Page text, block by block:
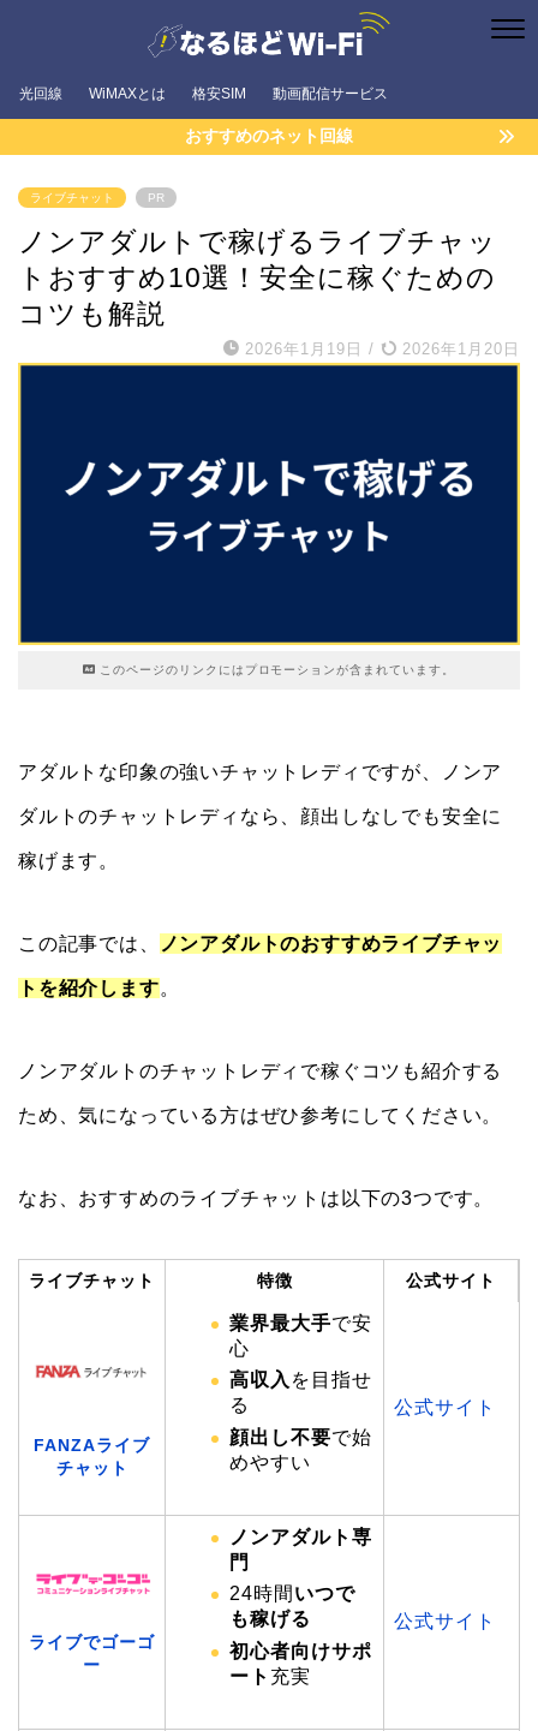
光回線 WiMAXとは 格安SIM 動画配信サービス
おすすめのネット回線
ライブチャット PR
ノンアダルトで稼げるライブチャッ
トおすすめ10選！安全に稼ぐための
コツも解説
2026年1月19日 / 2026年1月20日
このページのリンクにはプロモーションが含まれています。
アダルトな印象の強いチャットレディですが、ノンア
ダルトのチャットレディなら、顔出しなしでも安全に
稼げます。
この記事では、 ノンアダルトのおすすめライブチャッ
トを紹介します。
ノンアダルトのチャットレディで稼ぐコツも紹介する
ため、気になっている方はぜひ参考にしてください。
なお、おすすめのライブチャットは以下の3つです。
ライブチャット 特徴 公式サイト
FANZAライブ
チャット
業界最大手で安
心
高収入 を目指せ
る
顔出し不要で始
めやすい
公式サイト
ライブでゴーゴ
ー
ノンアダルト専
門
24時間 いつで
も稼げる
初心者向けサポ
ート 充実
公式サイト